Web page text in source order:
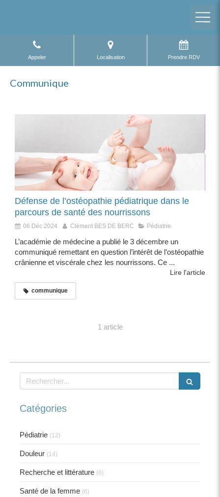
Appeler Localisation Prendre RDV
Communique
Défense de l’ostéopathie pédiatrique dans le
parcours de santé des nourrissons
06 Déc 2024 Clément BES DE BERC Pédiatrie
L’académie de médecine a publié le 3 décembre un
communiqué remettant en question l’intérêt de l’ostéopathie
crânienne et viscérale chez les nourrissons. Ce ...
Lire l'article
communique
1 article
Rechercher
Catégories
Pédiatrie (12)
Douleur (14)
Recherche et littérature (6)
Santé de la femme (6)